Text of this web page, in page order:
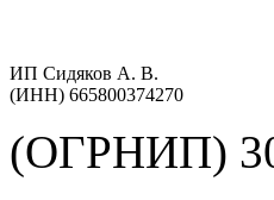
ИП Сидяков А. В.
(ИНН) 665800374270
(ОГРНИП)